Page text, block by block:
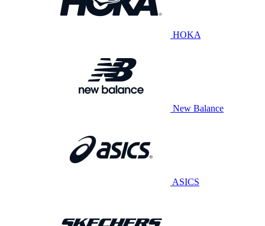
HOKA
New Balance
ASICS